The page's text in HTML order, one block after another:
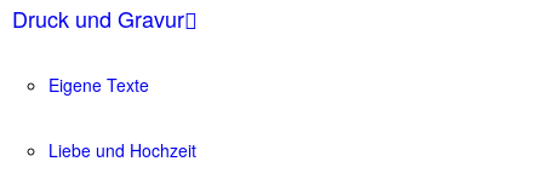
Druck und Gravur
Eigene Texte
Liebe und Hochzeit